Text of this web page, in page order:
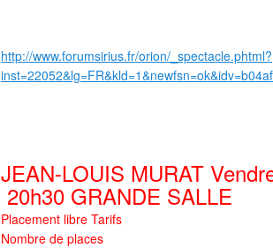
http://www.forumsirius.fr/orion/_spectacle.phtml?
JEAN-LOUIS MURAT
20h30 GRANDE SALLE
Placement libre Tarifs
Nombre de places